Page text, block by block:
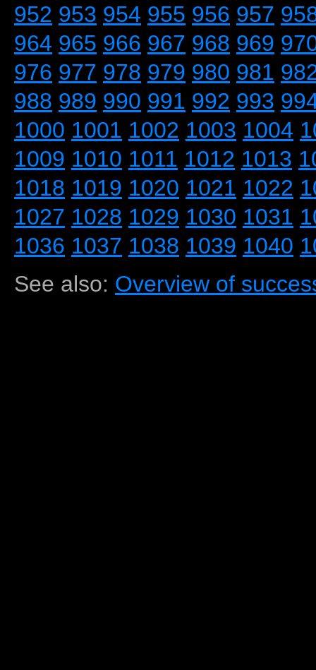
952 953 954 955 956 957
964 965 966 967 968 969
976 977 978 979 980 981
988 989 990 991 992 993
1000 1001 1002 1003 1004
1009 1010 1011 1012 1013
1018 1019 1020 1021 1022
1027 1028 1029 1030 1031
1036 1037 1038 1039 1040
See also: Overview of